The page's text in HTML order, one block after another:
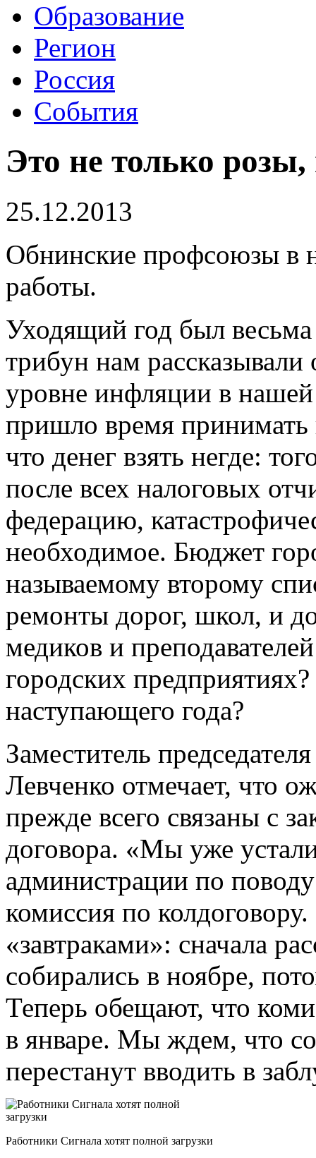
Образование
Регион
Россия
События
Это не только
25.12.2013
Обнинские профсоюзы в
работы.
Уходящий год был
трибун нам
уровне инфляции в нашей
пришло время принимать
что денег взять негде:
после всех налоговых
федерацию,
необходимое. Бюджет
называемому второму
ремонты дорог, школ, и
медиков и
городских
наступающего года?
Заместитель
Левченко отмечает, что
прежде всего связаны с
договора. «Мы уже
администрации по
комиссия по
«завтраками»: сначала
собирались в ноябре,
Теперь обещают, что
в январе. Мы ждем, что
перестанут вводить в
Работники Сигнала хотят полной загрузки